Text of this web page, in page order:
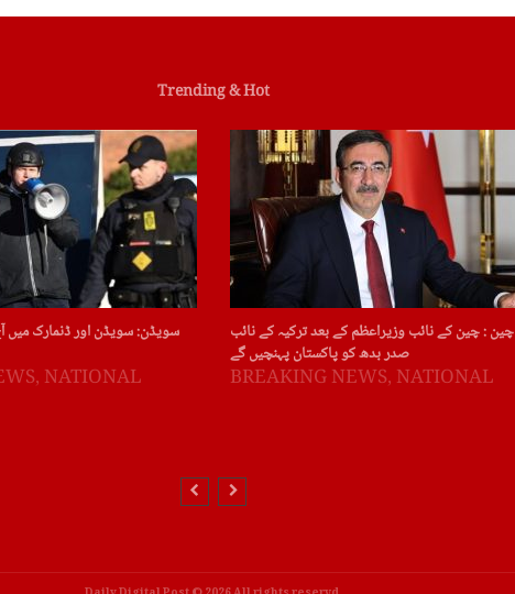
Trending & Hot
سویڈن: سویڈن اور ڈنمارک میں
, NATIONAL
چین : چین کے نائب وزیراعظم کے بعد ترکیہ کے نائب
صدر بدھ کو پاکستان پہنچیں گے
BREAKING NEWS, NATIONAL